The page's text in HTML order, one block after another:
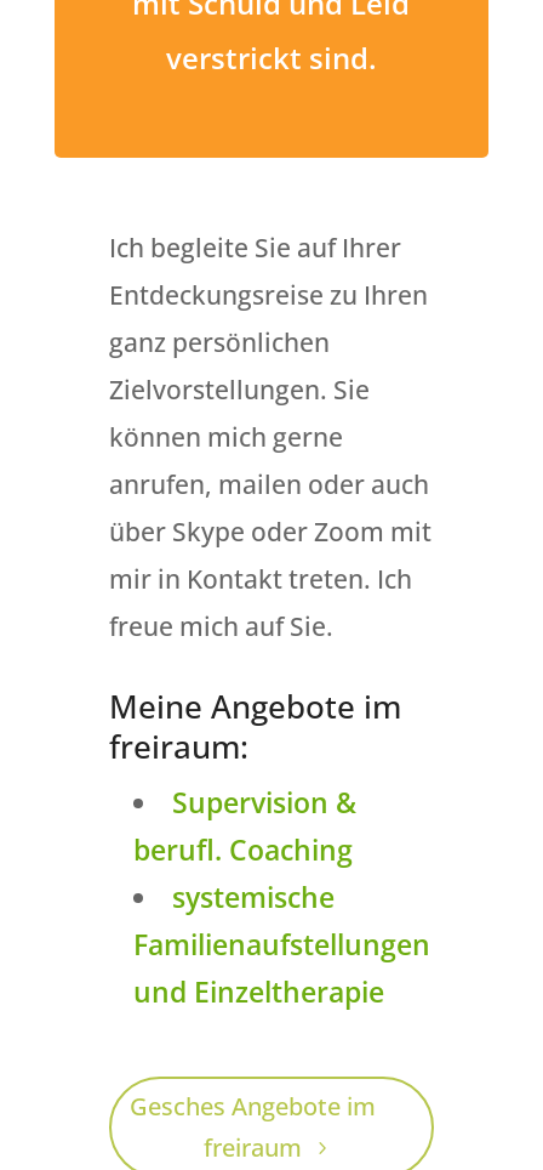
verstrickt sind.
Ich begleite Sie auf Ihrer
Entdeckungsreise zu Ihren
ganz persönlichen
Zielvorstellungen. Sie
können mich gerne
anrufen, mailen oder auch
über Skype oder Zoom mit
mir in Kontakt treten. Ich
freue mich auf Sie.
Meine Angebote im
freiraum:
Supervision &
berufl. Coaching
systemische
Familienaufstellungen
und Einzeltherapie
Gesches Angebote im
freiraum